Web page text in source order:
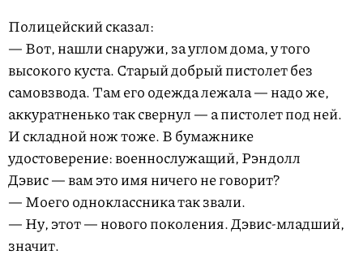
Полицейский сказал:
— Вот, нашли снаружи, за углом дома, у того
высокого куста. Старый добрый пистолет без
самовзвода. Там его одежда лежала — надо же,
аккуратненько так свернул — а пистолет под ней.
И складной нож тоже. В бумажнике
удостоверение: военнослужащий, Рэндолл
Дэвис — вам это имя ничего не говорит?
— Моего одноклассника так звали.
— Ну, этот — нового поколения. Дэвис-младший,
значит.